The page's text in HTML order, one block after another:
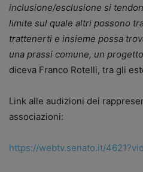
inclusione/esclusione si
limite sul quale altri possono
trattenerti e insieme possa
una prassi comune, un
diceva Franco Rotelli, tra gli
Link alle audizioni dei
associazioni:
https://webtv.senato.it/